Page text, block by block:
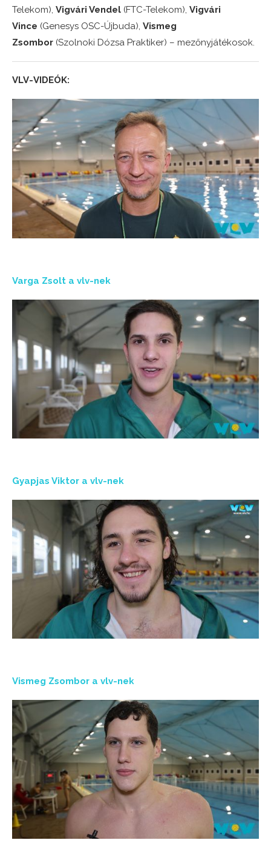
Telekom), Vigvári Vendel (FTC-Telekom), Vigvári
Vince (Genesys OSC-Újbuda), Vismeg
Zsombor (Szolnoki Dózsa Praktiker) – mezőnyjátékosok.
VLV-VIDEÓK:
Varga Zsolt a vlv-nek
Gyapjas Viktor a vlv-nek
Vismeg Zsombor a vlv-nek